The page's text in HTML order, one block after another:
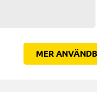
MER